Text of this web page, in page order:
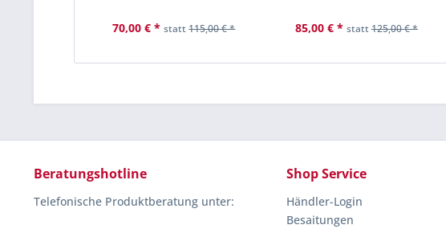
70,00 € * statt115,00 € * 85,00 € * statt125,00 € *
Beratungshotline
Telefonische Produktberatung unter:
Shop Service
Händler-Login
Besaitungen